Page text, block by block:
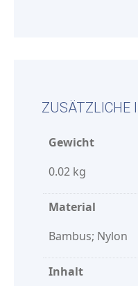
ZUSÄTZLICHE
Gewicht
0.02 kg
Material
Bambus; Nylon
Inhalt